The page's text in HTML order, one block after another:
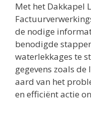
Met het Dakkapel
de nodige
benodigde
waterlekkages te
gegevens zoals
aard van het
en efficiënt actie